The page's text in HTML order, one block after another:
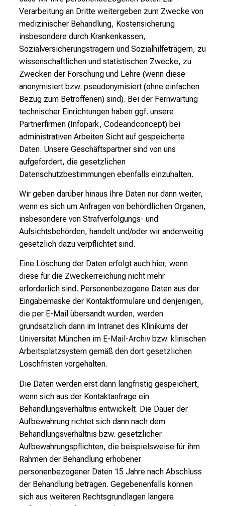
Verarbeitung an Dritte weitergeben zum Zwecke von
medizinischer Behandlung, Kostensicherung
insbesondere durch Krankenkassen,
Sozialversicherungsträgern und Sozialhilfeträgern, zu
wissenschaftlichen und statistischen Zwecke, zu
Zwecken der Forschung und Lehre (wenn diese
anonymisiert bzw. pseudonymisiert (ohne einfachen
Bezug zum Betroffenen) sind). Bei der Fernwartung
technischer Einrichtungen haben ggf. unsere
Partnerfirmen (Infopark, Codeandconcept) bei
administrativen Arbeiten Sicht auf gespeicherte
Daten. Unsere Geschäftspartner sind von uns
aufgefordert, die gesetzlichen
Datenschutzbestimmungen ebenfalls einzuhalten.
Wir geben darüber hinaus Ihre Daten nur dann weiter,
wenn es sich um Anfragen von behördlichen Organen,
insbesondere von Strafverfolgungs- und
Aufsichtsbehörden, handelt und/oder wir anderweitig
gesetzlich dazu verpflichtet sind.
Eine Löschung der Daten erfolgt auch hier, wenn
diese für die Zweckerreichung nicht mehr
erforderlich sind. Personenbezogene Daten aus der
Eingabemaske der Kontaktformulare und denjenigen,
die per E-Mail übersandt wurden, werden
grundsätzlich dann im Intranet des Klinikums der
Universität München im E-Mail-Archiv bzw. klinischen
Arbeitsplatzsystem gemäß den dort gesetzlichen
Löschfristen vorgehalten.
Die Daten werden erst dann langfristig gespeichert,
wenn sich aus der Kontaktanfrage ein
Behandlungsverhältnis entwickelt. Die Dauer der
Aufbewahrung richtet sich dann nach dem
Behandlungsverhältnis bzw. gesetzlicher
Aufbewahrungspflichten, die beispielsweise für ihm
Rahmen der Behandlung erhobener
personenbezogener Daten 15 Jahre nach Abschluss
der Behandlung betragen. Gegebenenfalls können
sich aus weiteren Rechtsgrundlagen längere